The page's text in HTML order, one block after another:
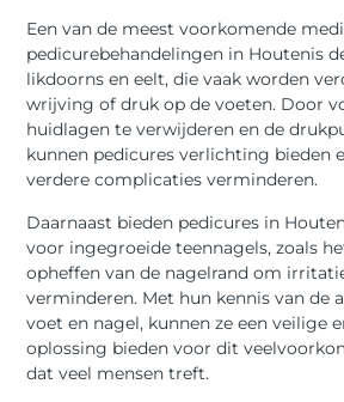
Een van de meest voorkomende
pedicurebehandelingen in Houtenis
likdoorns en eelt, die vaak worden
wrijving of druk op de voeten. Door
huidlagen te verwijderen en de
kunnen pedicures verlichting bieden
verdere complicaties verminderen.
Daarnaast bieden pedicures in
voor ingegroeide teennagels, zoals
opheffen van de nagelrand om
verminderen. Met hun kennis van de
voet en nagel, kunnen ze een veilige
oplossing bieden voor dit
dat veel mensen treft.